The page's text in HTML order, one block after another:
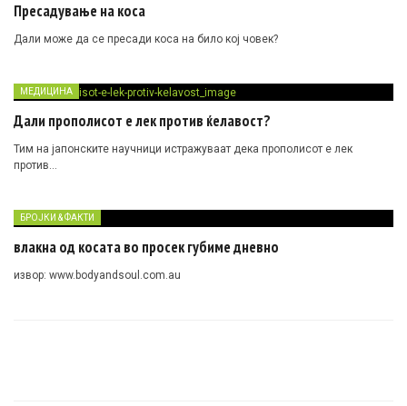
Пресадување на коса
Дали може да се пресади коса на било кој човек?
МЕДИЦИНА
Дали прополисот е лек против ќелавост?
Тим на јапонските научници истражуваат дека прополисот е лек
против…
БРОЈКИ & ФАКТИ
влакна од косата во просек губиме дневно
извор: www.bodyandsoul.com.au